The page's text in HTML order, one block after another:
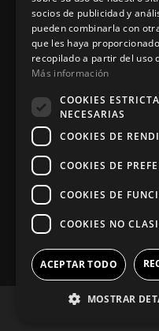
App Zine
Síguenos
2025. Todos
socios de publicidad y
pueden combinarla con
que les haya
recopilado a partir del uso
Más información
COOKIES
NECESARIAS
COOKIES DE
COOKIES DE
COOKIES DE
COOKIES NO
ACEPTAR TODO
MOSTRAR